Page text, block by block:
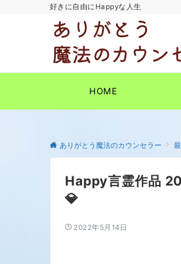
好きに自由にHappyな人生
HOME
ありがとう魔法のカウンセラー
Happy言霊作品
💎
2022年5月14日